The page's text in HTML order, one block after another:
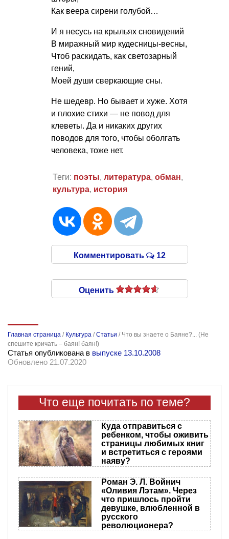
Как веера сирени голубой…
И я несусь на крыльях сновидений
В миражный мир кудесницы-весны,
Чтоб раскидать, как светозарный
гений,
Моей души сверкающие сны.
Не шедевр. Но бывает и хуже. Хотя
и плохие стихи — не повод для
клеветы. Да и никаких других
поводов для того, чтобы оболгать
человека, тоже нет.
Теги: поэты, литература, обман,
культура, история
Комментировать 12
Оценить
Главная страница / Культура /Статьи / Что вы знаете о Баяне?... (Не
спешите кричать – баян! баян!)
Статья опубликована в выпуске 13.10.2008
Обновлено 21.07.2020
Что еще почитать по теме?
Куда отправиться с
ребенком, чтобы оживить
страницы любимых книг
и встретиться с героями
наяву?
Роман Э. Л. Войнич
«Оливия Лэтам». Через
что пришлось пройти
девушке, влюбленной в
русского
революционера?